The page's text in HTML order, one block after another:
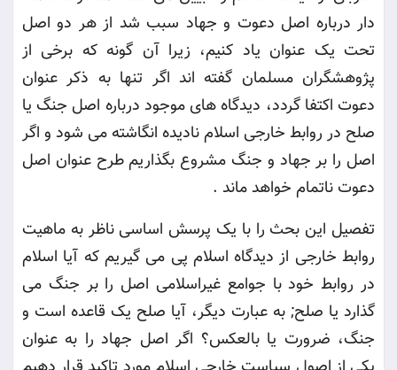
دار درباره اصل دعوت و جهاد سبب شد از هر دو اصل
تحت یک عنوان یاد کنیم، زیرا آن گونه که برخی از
پژوهشگران مسلمان گفته اند اگر تنها به ذکر عنوان
دعوت اکتفا گردد، دیدگاه های موجود درباره اصل جنگ یا
صلح در روابط خارجی اسلام نادیده انگاشته می شود و اگر
اصل را بر جهاد و جنگ مشروع بگذاریم طرح عنوان اصل
دعوت ناتمام خواهد ماند .
تفصیل این بحث را با یک پرسش اساسی ناظر به ماهیت
روابط خارجی از دیدگاه اسلام پی می گیریم که آیا اسلام
در روابط خود با جوامع غیراسلامی اصل را بر جنگ می
گذارد یا صلح; به عبارت دیگر، آیا صلح یک قاعده است و
جنگ، ضرورت یا بالعکس؟ اگر اصل جهاد را به عنوان